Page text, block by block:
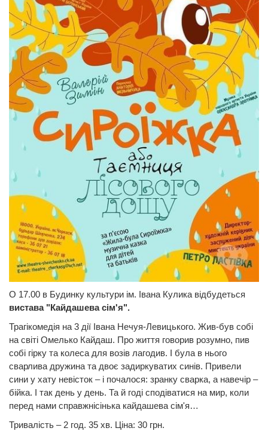
О 17.00 в Будинку культури ім. Івана Кулика відбудеться
вистава "Кайдашева сім'я".
Трагікомедія на 3 дії Івана Нечуя-Левицького. Жив-був собі
на світі Омелько Кайдаш. Про життя говорив розумно, пив
собі гірку та колеса для возів лагодив. І була в нього
сварлива дружина та двоє задиркуватих синів. Привели
сини у хату невісток – і почалося: зранку сварка, а навечір –
бійка. І так день у день. Та й годі сподіватися на мир, коли
перед нами справжнісінька кайдашева сім'я…
Тривалість – 2 год. 35 хв. Ціна: 30 грн.